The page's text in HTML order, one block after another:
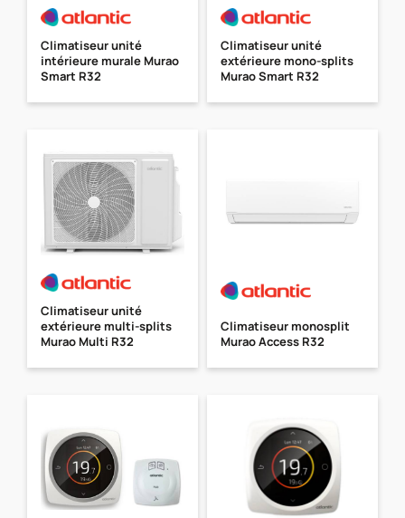
Climatiseur unité
intérieure murale Murao
Smart R32
Climatiseur unité
extérieure mono-splits
Murao Smart R32
Climatiseur unité
extérieure multi-splits
Murao Multi R32
Climatiseur monosplit
Murao Access R32